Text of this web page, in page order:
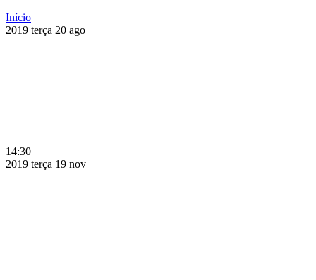
Início
2019 terça 20 ago
14:30
2019 terça 19 nov